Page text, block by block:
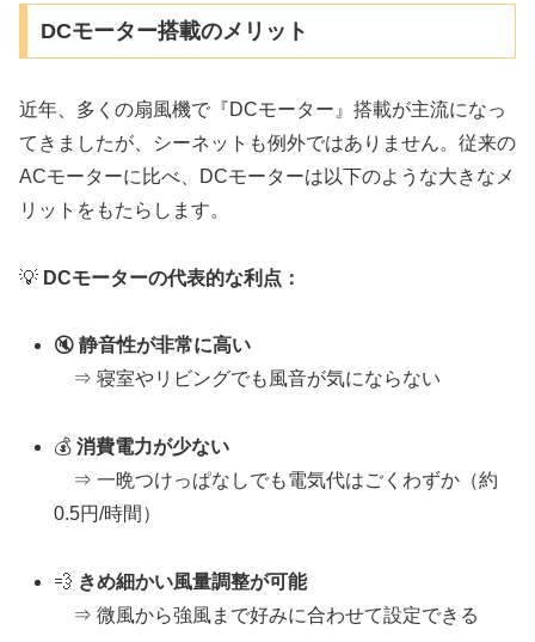
DCモーター搭載のメリット
近年、多くの扇風機で『DCモーター』搭載が主流になっ
てきましたが、シーネットも例外ではありません。従来の
ACモーターに比べ、DCモーターは以下のような大きなメ
リットをもたらします。
💡 DCモーターの代表的な利点：
🔇静音性が非常に高い
⇒ 寝室やリビングでも風音が気にならない
💰消費電力が少ない
⇒ 一晩つけっぱなしでも電気代はごくわずか（約
0.5円/時間）
💨 きめ細かい風量調整が可能
⇒ 微風から強風まで好みに合わせて設定できる